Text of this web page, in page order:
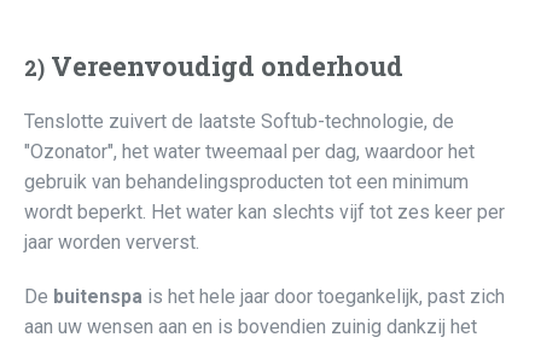
2) Vereenvoudigd onderhoud
Tenslotte zuivert de laatste Softub-technologie, de
"Ozonator", het water tweemaal per dag, waardoor het
gebruik van behandelingsproducten tot een minimum
wordt beperkt. Het water kan slechts vijf tot zes keer per
jaar worden ververst.
De buitenspa is het hele jaar door toegankelijk, past zich
aan uw wensen aan en is bovendien zuinig dankzij het